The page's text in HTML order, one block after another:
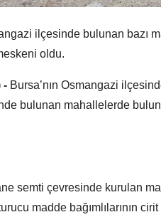
ilçesinde bulunan bazı
oldu.
- Bursa’nın Osmangazi
bulunan mahallelerde
semti çevresinde kurulan
madde bağımlılarının